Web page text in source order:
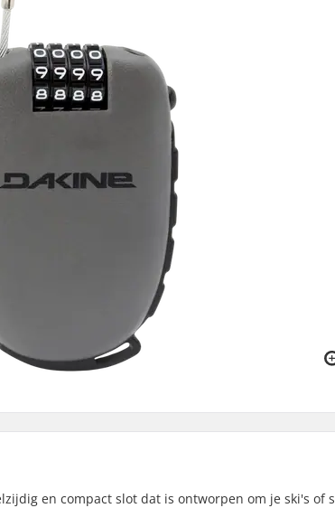
en compact slot dat is ontworpen om je ski's of